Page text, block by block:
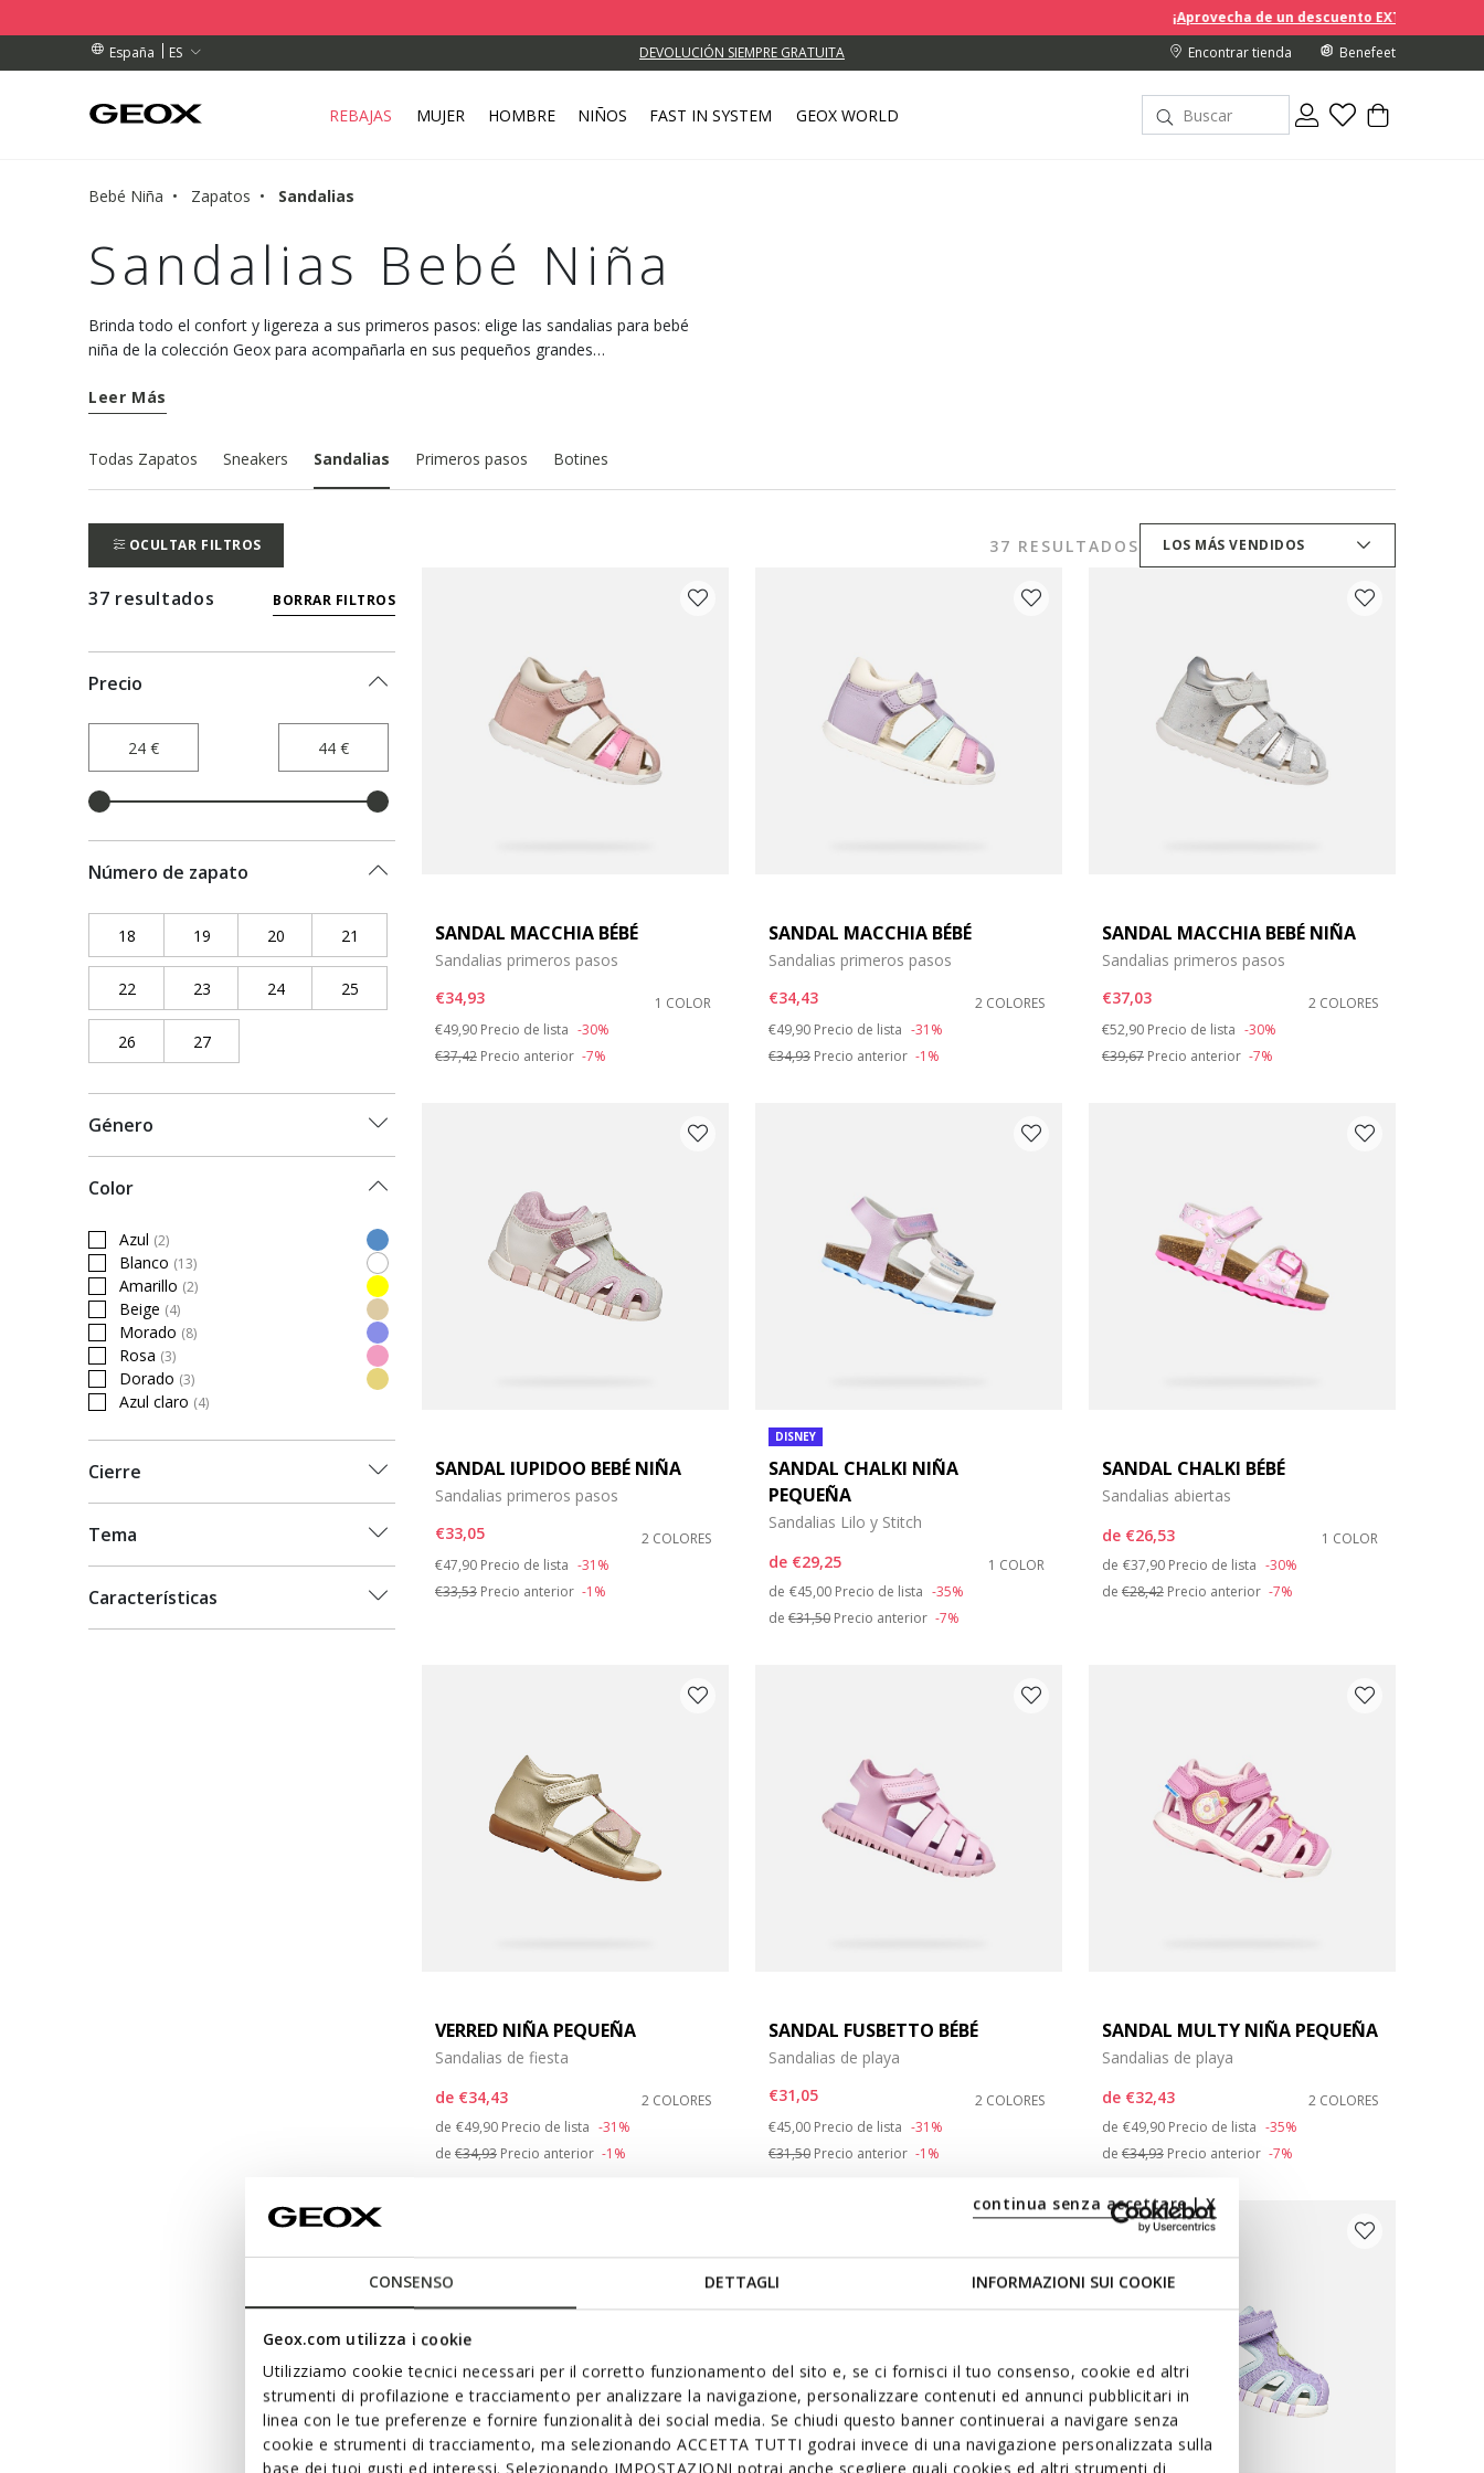
CONSENSO DETTAGLI INFORMAZIONI SUI COOKIE
Geox.com utilizza i cookie
Utilizziamo cookie tecnici necessari per il corretto funzionamento del sito e, se ci fornisci il tuo consenso, cookie ed altri
strumenti di profilazione e tracciamento per analizzare la navigazione, personalizzare contenuti ed annunci pubblicitari in
linea con le tue preferenze e fornire funzionalità dei social media. Se chiudi questo banner continuerai a navigare senza
cookie e strumenti di tracciamento, ma selezionando ACCETTA TUTTI godrai invece di una navigazione personalizzata sulla
base dei tuoi gusti ed interessi. Selezionando IMPOSTAZIONI potrai anche scegliere quali cookies ed altri strumenti di
continua senza accettare | X
¡Aprovecha de un descuento EXTRA del 10% en los precios
España
ES
SUPERIORES A 79,00 € DEVOLUCIÓN SIEMPRE GRATUITA
RECOGIDA CERCANO.
SUPERIORES A 79,00 € Encontrar tienda Benefeet
REBAJAS MUJER HOMBRE NIÑOS FAST IN SYSTEM GEOX WORLD
Bebé Niña Zapatos Sandalias
Sandalias Bebé Niña
Brinda todo el confort y ligereza a sus primeros pasos: elige las sandalias para bebé
niña de la colección Geox para acompañarla en sus pequeños grandes
Leer Más
Todas Zapatos Sneakers Sandalias Primeros pasos Botines
OCULTAR FILTROS 37 RESULTADOS LOS MÁS VENDIDOS
37 resultados BORRAR FILTROS
Precio
Número de zapato
18 Refine by Número de zapato: 18
19 Refine by Número de zapato: 19
20 Refine by Número de zapato: 20
21 Refine by Número de zapato: 21
22 Refine by Número de zapato: 22
23 Refine by Número de zapato: 23
24Refine by Número de zapato: 24
25 Refine by Número de zapato: 25
26 Refine by Número de zapato: 26
27Refine by Número de zapato: 27
Género
Color
Azul (2)
Refine by Color: Azul
Blanco (13)
Refine by Color: Blanco
Amarillo (2)
Refine by Color: Amarillo
Beige (4)
Refine by Color: Beige
Morado (8)
Refine by Color: Morado
Rosa (3)
Refine by Color: Rosa
Dorado (3)
Refine by Color: Dorado
Azul claro (4)
Refine by Color: Azul claro
Cierre
Tema
Características
SANDAL MACCHIA BÉBÉ
Sandalias primeros pasos
€34,93
1 COLOR
Price reduced from
€49,90 to
Precio de lista -30%
€37,42 Precio anterior -7%
SANDAL MACCHIA BÉBÉ
Sandalias primeros pasos
€34,43
2 COLORES
Price reduced from
€49,90 to
Precio de lista -31%
€34,93Precio anterior -1%
SANDAL MACCHIA BEBÉ NIÑA
Sandalias primeros pasos
€37,03
2 COLORES
Price reduced from
€52,90 to
Precio de lista -30%
€39,67Precio anterior -7%
SANDAL IUPIDOO BEBÉ NIÑA
Sandalias primeros pasos
€33,05
2 COLORES
Price reduced from
€47,90 to
Precio de lista -31%
€33,53 Precio anterior -1%
DISNEY
SANDAL CHALKI NIÑA
PEQUEÑA
Sandalias Lilo y Stitch
de €29,25
1 COLOR
de Price reduced from
€45,00 to
Precio de lista -35%
de €31,50Precio anterior -7%
SANDAL CHALKI BÉBÉ
Sandalias abiertas
de €26,53
1 COLOR
de Price reduced from
€37,90 to
Precio de lista -30%
de €28,42Precio anterior -7%
VERRED NIÑA PEQUEÑA
Sandalias de fiesta
de €34,43
2 COLORES
de Price reduced from
€49,90 to
Precio de lista -31%
de €34,93 Precio anterior -1%
SANDAL FUSBETTO BÉBÉ
Sandalias de playa
€31,05
2 COLORES
Price reduced from
€45,00 to
Precio de lista -31%
€31,50Precio anterior -1%
SANDAL MULTY NIÑA PEQUEÑA
Sandalias de playa
de €32,43
2 COLORES
de Price reduced from
€49,90 to
Precio de lista -35%
de €34,93Precio anterior -7%